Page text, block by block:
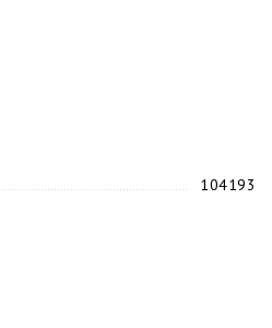
104193